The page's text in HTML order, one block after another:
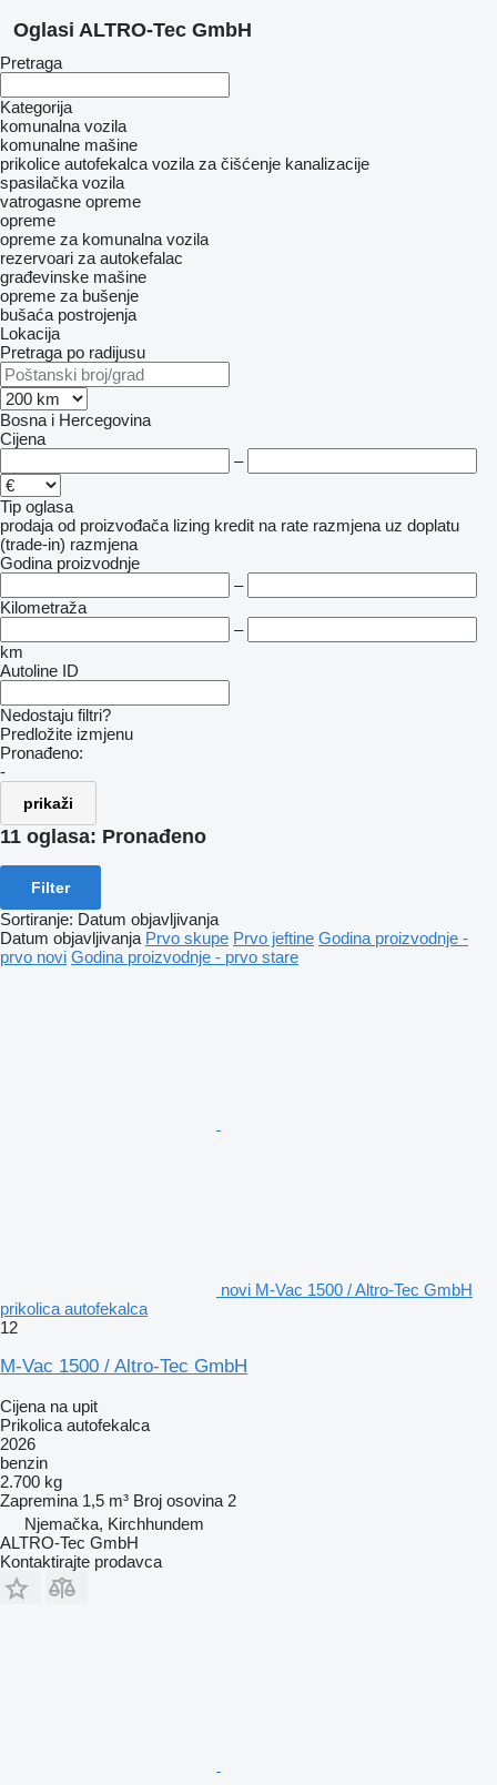
Oglasi ALTRO-Tec GmbH
Pretraga
Kategorija
komunalna vozila
komunalne mašine
prikolice autofekalca vozila za čišćenje kanalizacije
spasilačka vozila
vatrogasne opreme
opreme
opreme za komunalna vozila
rezervoari za autokefalac
građevinske mašine
opreme za bušenje
bušaća postrojenja
Lokacija
Pretraga po radijusu
Bosna i Hercegovina
Cijena
–
Tip oglasa
prodaja od proizvođača lizing kredit na rate razmjena uz doplatu
(trade-in) razmjena
Godina proizvodnje
–
Kilometraža
–
km
Autoline ID
Nedostaju filtri?
Predložite izmjenu
Pronađeno:
-
prikaži
11 oglasa: Pronađeno
Filter
Sortiranje: Datum objavljivanja
Datum objavljivanja Prvo skupe Prvo jeftine Godina proizvodnje -
prvo novi Godina proizvodnje - prvo stare
novi M-Vac 1500 / Altro-Tec GmbH
prikolica autofekalca
12
M-Vac 1500 / Altro-Tec GmbH
Cijena na upit
Prikolica autofekalca
2026
benzin
2.700 kg
Zapremina 1,5 m³ Broj osovina 2
Njemačka, Kirchhundem
ALTRO-Tec GmbH
Kontaktirajte prodavca